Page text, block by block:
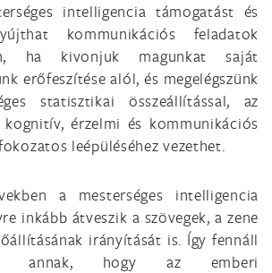
intelligencia támogatást és
kommunikációs feladatok
ha kivonjuk magunkat saját
erőfeszítése alól, és megelégszünk
statisztikai összeállítással, az
érzelmi és kommunikációs
leépüléséhez vezethet.
a mesterséges intelligencia
inkább átveszik a szövegek, a zene
irányítását is. Így fennáll
annak, hogy az emberi